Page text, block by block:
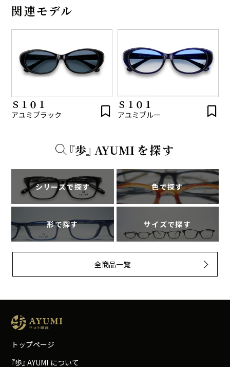
関連モデル
Ｓ１０１
アユミブラック
Ｓ１０１
アユミブルー
『歩』 AYUMI を探す
シリーズで探す 色で探す
形で探す サイズで探す
全商品一覧
トップページ
『歩』AYUMI について